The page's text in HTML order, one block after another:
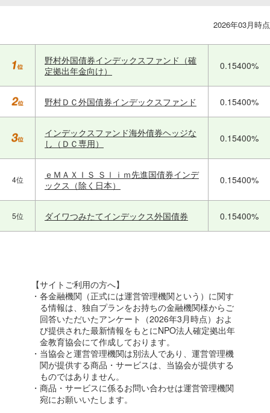
2026年03月時点
野村外国債券インデックスファンド（確
定拠出年金向け）
0.15400%
野村ＤＣ外国債券インデックスファンド 0.15400%
インデックスファンド海外債券ヘッジな
し（ＤＣ専用）
0.15400%
4位
ｅＭＡＸＩＳ Ｓｌｉｍ先進国債券インデ
ックス（除く日本）
0.15400%
5位 ダイワつみたてインデックス外国債券 0.15400%
【サイトご利用の方へ】
・各金融機関（正式には運営管理機関という）に関す
る情報は、独自プランをお持ちの金融機関様からご
回答いただいたアンケート（2026年3月時点）およ
び提供された最新情報をもとにNPO法人確定拠出年
金教育協会にて作成しております。
・当協会と運営管理機関は別法人であり、運営管理機
関が提供する商品・サービスは、当協会が提供する
ものではありません。
・商品・サービスに係るお問い合わせは運営管理機関
宛にお願いいたします。